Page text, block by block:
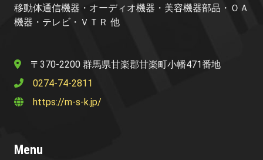
移動体通信機器・オーディオ機器・美容機器部品・ＯＡ
機器・テレビ・ＶＴＲ 他
〒370-2200 群馬県甘楽郡甘楽町小幡471番地
0274-74-2811
https://m-s-k.jp/
Menu